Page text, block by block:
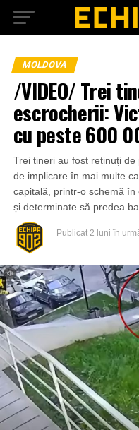
MOLDOVA
/VIDEO/ Trei
escrocherii:
cu peste 600
Trei tineri au fost reținuți
de implicare în mai multe
capitală, printr-o schemă
și determinate să predea
Publicat 2 luni în